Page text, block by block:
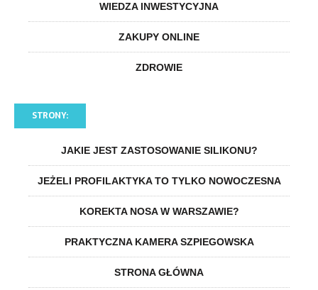
WIEDZA INWESTYCYJNA
ZAKUPY ONLINE
ZDROWIE
STRONY:
JAKIE JEST ZASTOSOWANIE SILIKONU?
JEŻELI PROFILAKTYKA TO TYLKO NOWOCZESNA
KOREKTA NOSA W WARSZAWIE?
PRAKTYCZNA KAMERA SZPIEGOWSKA
STRONA GŁÓWNA